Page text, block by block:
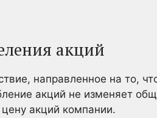
акций
направленное на то,
акций не изменяет
акций компании.